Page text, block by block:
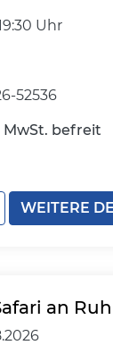
Uhr
52536
befreit
WEITERE
an